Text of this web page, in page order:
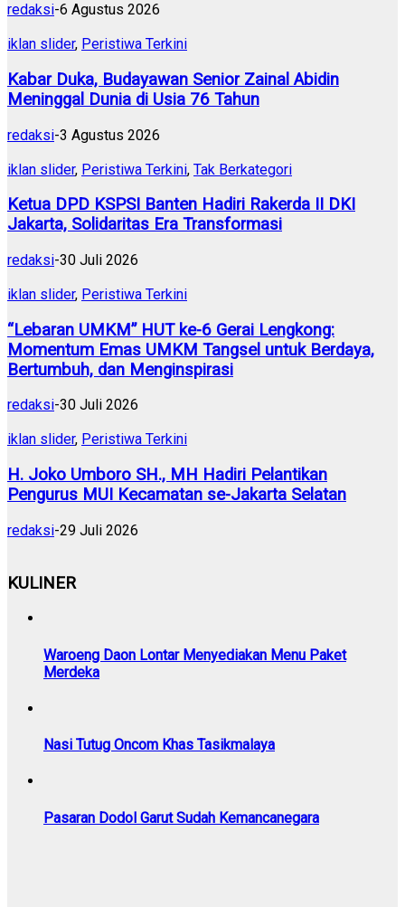
redaksi-6 Agustus 2026
iklan slider, Peristiwa Terkini
Kabar Duka, Budayawan Senior Zainal Abidin
Meninggal Dunia di Usia 76 Tahun
redaksi-3 Agustus 2026
iklan slider, Peristiwa Terkini, Tak Berkategori
Ketua DPD KSPSI Banten Hadiri Rakerda II DKI
Jakarta, Solidaritas Era Transformasi
redaksi-30 Juli 2026
iklan slider, Peristiwa Terkini
“Lebaran UMKM” HUT ke-6 Gerai Lengkong:
Momentum Emas UMKM Tangsel untuk Berdaya,
Bertumbuh, dan Menginspirasi
redaksi-30 Juli 2026
iklan slider, Peristiwa Terkini
H. Joko Umboro SH., MH Hadiri Pelantikan
Pengurus MUI Kecamatan se-Jakarta Selatan
redaksi-29 Juli 2026
KULINER
Waroeng Daon Lontar Menyediakan Menu Paket
Merdeka
Nasi Tutug Oncom Khas Tasikmalaya
Pasaran Dodol Garut Sudah Kemancanegara